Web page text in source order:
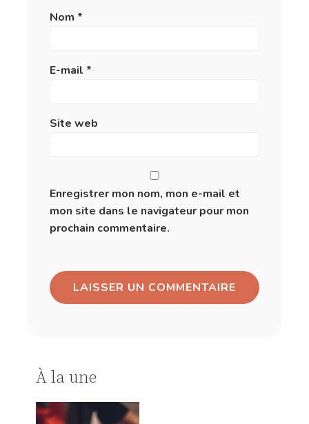
Nom *
E-mail *
Site web
Enregistrer mon nom, mon e-mail et
mon site dans le navigateur pour mon
prochain commentaire.
À la une